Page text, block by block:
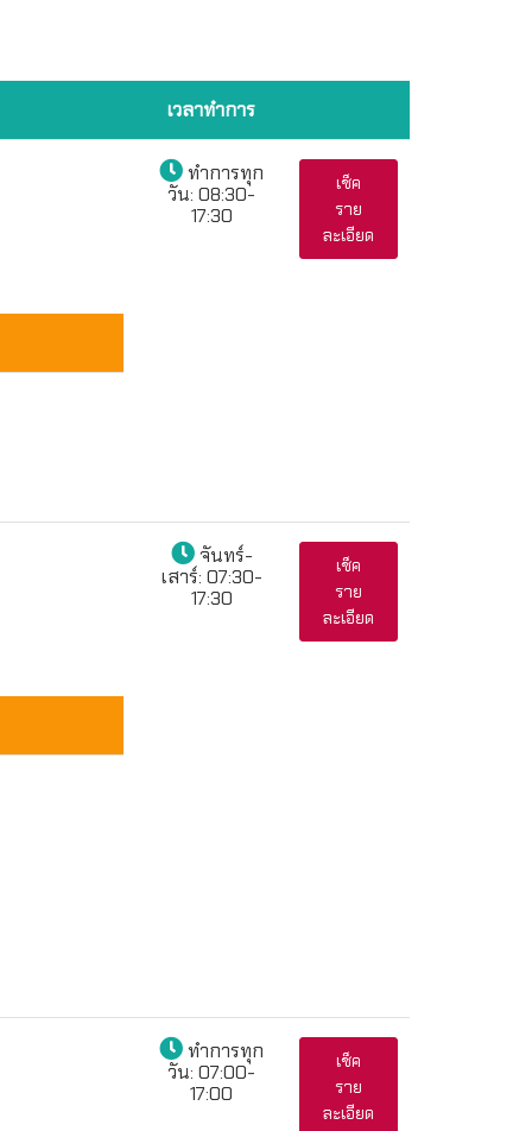
เวลาทำการ
ทำการทุก
วัน: 08:30-
17:30
เช็ค
ราย
ละเอียด
จันทร์-
เสาร์: 07:30-
17:30
เช็ค
ราย
ละเอียด
ทำการทุก
วัน: 07:00-
17:00
เช็ค
ราย
ละเอียด